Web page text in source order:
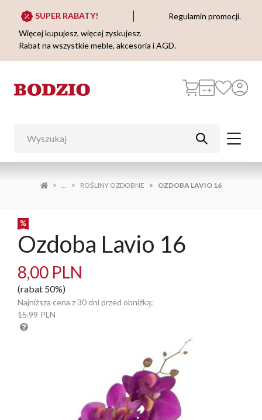
SUPER RABATY!
Regulamin promocji.
Więcej kupujesz, więcej zyskujesz.
Rabat na wszystkie meble, akcesoria i AGD.
... ROŚLINY OZDOBNE OZDOBA LAVIO 16
Ozdoba Lavio 16
8,00 PLN
(rabat 50%)
Najniższa cena z 30 dni przed obniżką:
15.99 PLN